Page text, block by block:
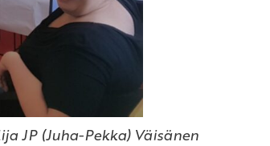
JP (Juha-Pekka) Väisänen